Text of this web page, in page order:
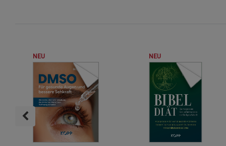
NEU NEU